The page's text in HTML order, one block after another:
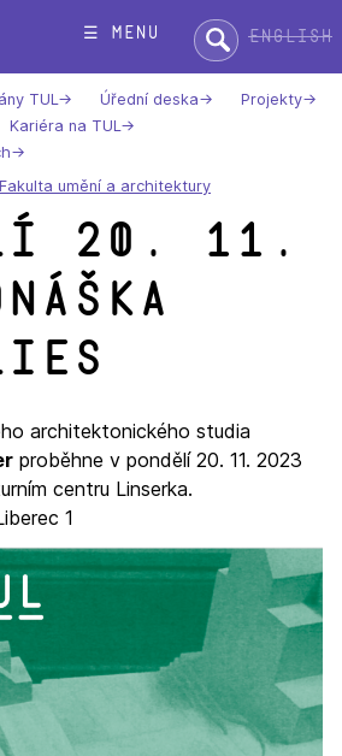
☰ menu Hledat:English
TUL Úřední deska
Projekty
Kariéra na TUL
Fakulta umění a architektury
20. 11.
architektonického studia
proběhne v pondělí 20. 11. 2023
centru Linserka.
1